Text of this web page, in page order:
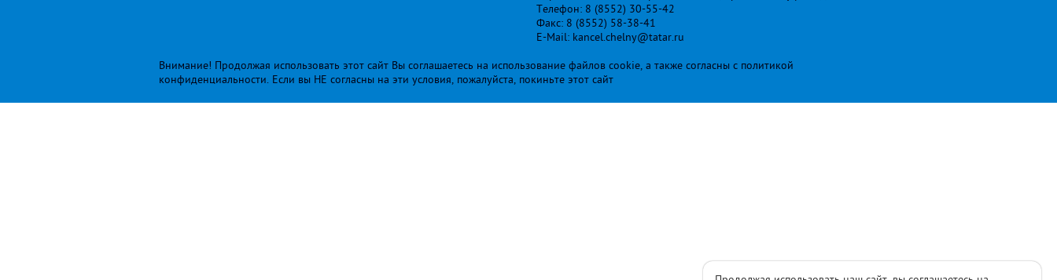
Телефон: 8 (8552) 30-55-42
Факс: 8 (8552) 58-38-41
E-Mail: kancel.chelny@tatar.ru
Внимание! Продолжая использовать этот сайт Вы соглашаетесь на использование файлов cookie, а также согласны с политикой
конфиденциальности. Если вы НЕ согласны на эти условия, пожалуйста, покиньте этот сайт